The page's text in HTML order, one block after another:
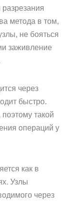
метода в том,
не бояться
заживление
через
быстро.
такой
операций у
как в
Узлы
через